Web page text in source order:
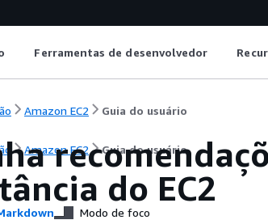
Ferramentas de desenvolvedor
Amazon EC2 Guia do usuário
Amazon EC2 Guia do usuário
do EC2
Modo de foco